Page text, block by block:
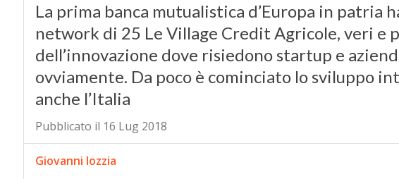
La prima banca mutualistica d’Europa in patria
network di 25 Le Village Credit Agricole, veri e
dell’innovazione dove risiedono startup e
ovviamente. Da poco è cominciato lo sviluppo
anche l’Italia
Pubblicato il 16 Lug 2018
Giovanni Iozzia